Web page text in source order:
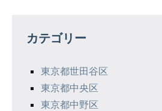
ー
カテゴリー
東京都世田谷区
東京都中央区
東京都中野区